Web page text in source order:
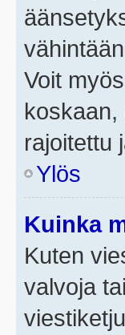
Voit
koskaan,
rajoitettu
Ylös
Kuinka
Kuten
valvoja